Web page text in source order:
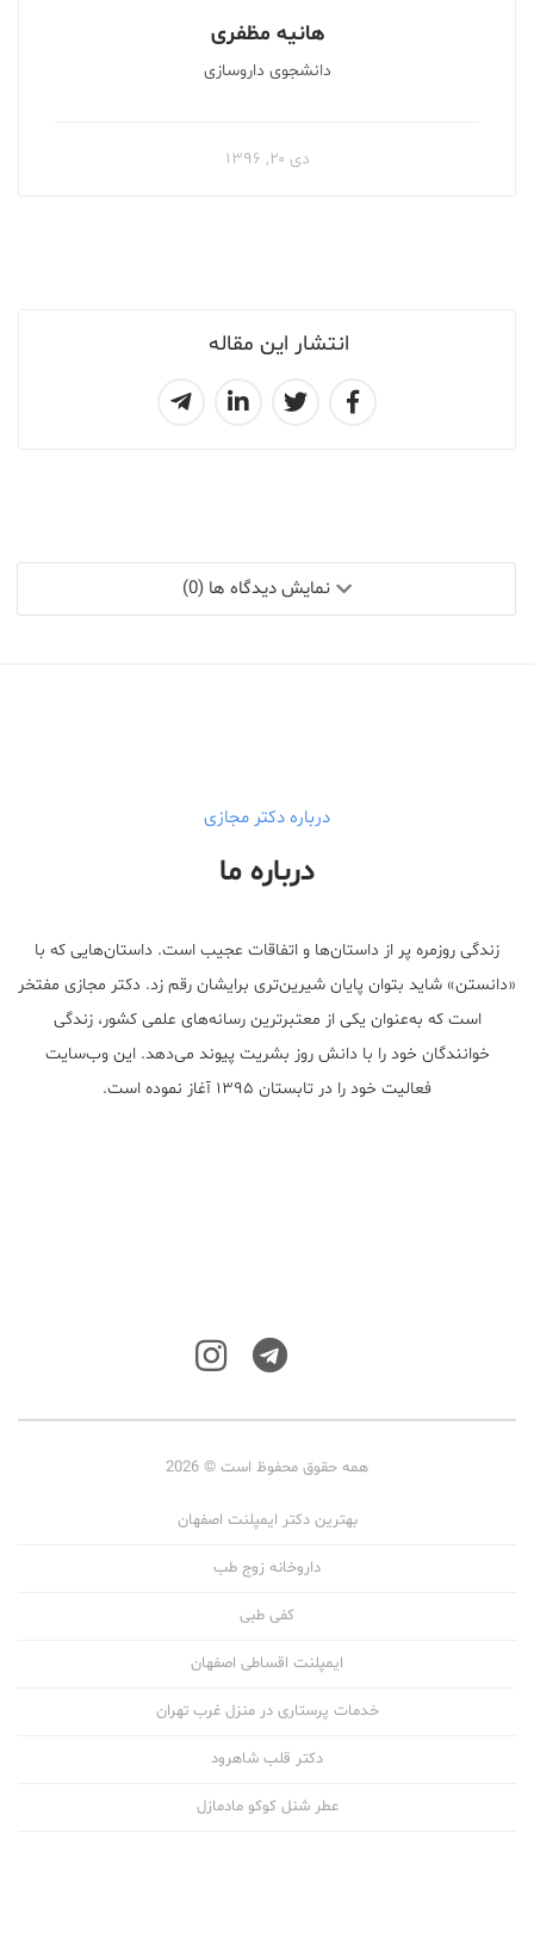
انتشار این مقاله
هانیه مظفری
دانشجوی داروسازی
دی ۲۰, ۱۳۹۶
نمایش دیدگاه ها (0)
درباره دکتر مجازی
درباره ما
زندگی روزمره پر از داستان‌ها و اتفاقات عجیب است. داستان‌هایی که با
«دانستن» شاید بتوان پایان شیرین‌تری برایشان رقم زد. دکتر مجازی مفتخر
است که به‌عنوان یکی از معتبر‌ترین رسانه‌های علمی کشور، زندگی
خوانندگان خود را با دانش روز بشریت پیوند می‌دهد. این وب‌سایت
فعالیت خود را در تابستان ۱۳۹۵ آغاز نموده است.
همه حقوق محفوظ است © 2026
بهترین دکتر ایمپلنت اصفهان
داروخانه زوج طب
کفی طبی
ایمپلنت اقساطی اصفهان
خدمات پرستاری در منزل غرب تهران
دکتر قلب شاهرود
عطر شنل کوکو مادمازل